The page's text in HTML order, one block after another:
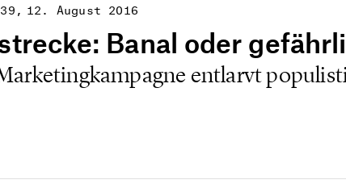
12. August 2016
Banal oder
entlarvt